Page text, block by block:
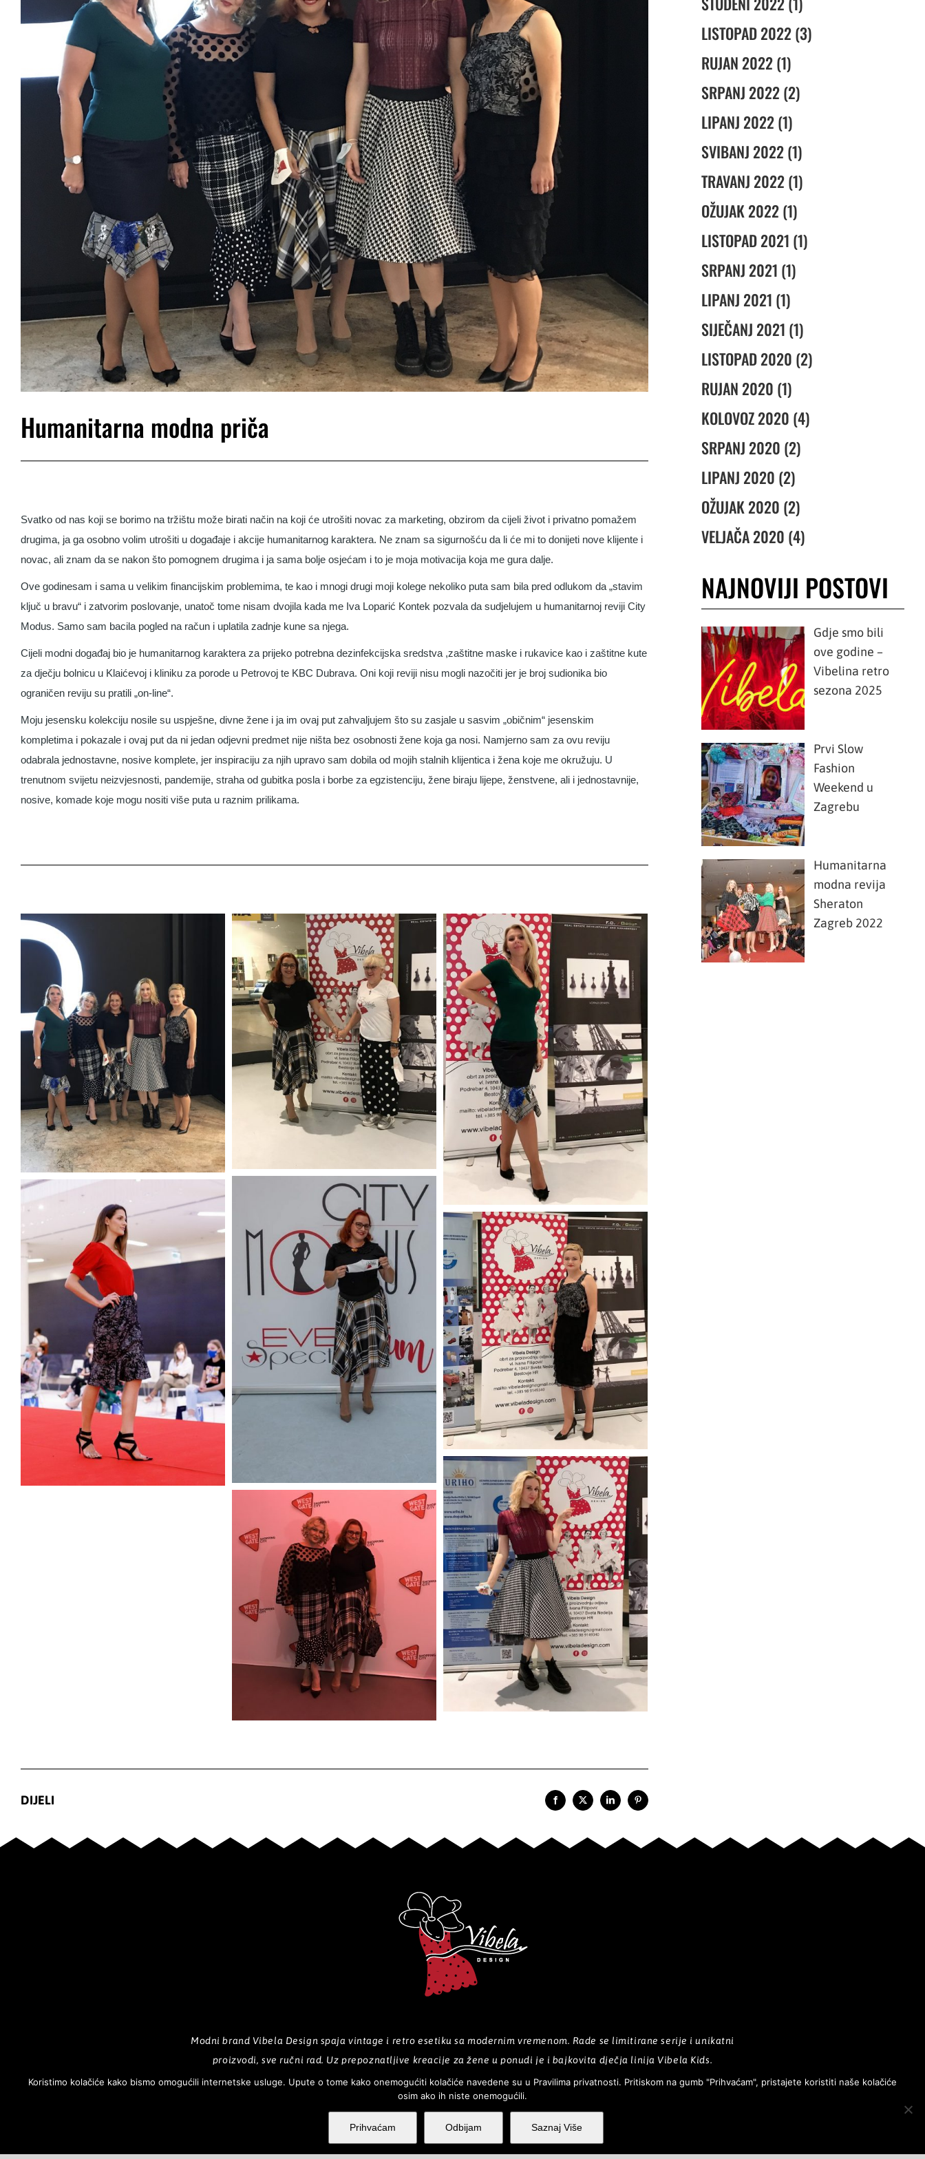
Humanitarna modna priča
Svatko od nas koji se borimo na tržištu može birati način na koji će utrošiti novac za marketing, obzirom da cijeli život i privatno pomažem
drugima, ja ga osobno volim utrošiti u događaje i akcije humanitarnog karaktera. Ne znam sa sigurnošću da li će mi to donijeti nove klijente i
novac, ali znam da se nakon što pomognem drugima i ja sama bolje osjećam i to je moja motivacija koja me gura dalje.
Ove godinesam i sama u velikim financijskim problemima, te kao i mnogi drugi moji kolege nekoliko puta sam bila pred odlukom da „stavim
ključ u bravu“ i zatvorim poslovanje, unatoč tome nisam dvojila kada me Iva Loparić Kontek pozvala da sudjelujem u humanitarnoj reviji City
Modus. Samo sam bacila pogled na račun i uplatila zadnje kune sa njega.
Cijeli modni događaj bio je humanitarnog karaktera za prijeko potrebna dezinfekcijska sredstva ,zaštitne maske i rukavice kao i zaštitne kute
za dječju bolnicu u Klaićevoj i kliniku za porode u Petrovoj te KBC Dubrava. Oni koji reviji nisu mogli nazočiti jer je broj sudionika bio
ograničen reviju su pratili „on-line“.
Moju jesensku kolekciju nosile su uspješne, divne žene i ja im ovaj put zahvaljujem što su zasjale u sasvim „običnim“ jesenskim
kompletima i pokazale i ovaj put da ni jedan odjevni predmet nije ništa bez osobnosti žene koja ga nosi. Namjerno sam za ovu reviju
odabrala jednostavne, nosive komplete, jer inspiraciju za njih upravo sam dobila od mojih stalnih klijentica i žena koje me okružuju. U
trenutnom svijetu neizvjesnosti, pandemije, straha od gubitka posla i borbe za egzistenciju, žene biraju lijepe, ženstvene, ali i jednostavnije,
nosive, komade koje mogu nositi više puta u raznim prilikama.
DIJELI Facebook
X LinkedInPinterest
LISTOPAD 2022 (3)
RUJAN 2022 (1)
SRPANJ 2022 (2)
LIPANJ 2022 (1)
SVIBANJ 2022 (1)
TRAVANJ 2022 (1)
OŽUJAK 2022 (1)
LISTOPAD 2021 (1)
SRPANJ 2021 (1)
LIPANJ 2021 (1)
SIJEČANJ 2021 (1)
LISTOPAD 2020 (2)
RUJAN 2020 (1)
KOLOVOZ 2020 (4)
SRPANJ 2020 (2)
LIPANJ 2020 (2)
OŽUJAK 2020 (2)
VELJAČA 2020 (4)
NAJNOVIJI POSTOVI
Gdje smo bili
ove godine –
Vibelina retro
sezona 2025
Prvi Slow
Fashion
Weekend u
Zagrebu
Humanitarna
modna revija
Sheraton
Zagreb 2022
Modni brand Vibela Design spaja vintage i retro esetiku sa modernim vremenom. Rade se limitirane serije i unikatni
proizvodi, sve ručni rad. Uz prepoznatljive kreacije za žene u ponudi je i bajkovita dječja linija Vibela Kids.
PROIZVODI GALERIJA KOLEKCIJE
Koristimo kolačiće kako bismo omogućili internetske usluge. Upute o tome kako onemogućiti kolačiće navedene su u Pravilima privatnosti. Pritiskom na gumb "Prihvaćam", pristajete koristiti naše kolačiće
osim ako ih niste onemogućili.
Prihvaćam Odbijam Saznaj Više